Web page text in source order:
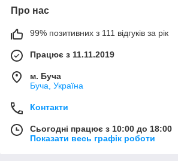
Про нас
99% позитивних з 111 відгуків за рік
Працює з 11.11.2019
м. Буча
Буча, Україна
Контакти
Сьогодні працює з 10:00 до 18:00
Показати весь графік роботи